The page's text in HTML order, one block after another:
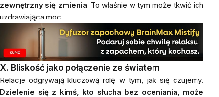
zewnętrzny się zmienia. To właśnie w tym może tkwić ich
uzdrawiająca moc.
X. Bliskość jako połączenie ze światem
Relacje odgrywają kluczową rolę w tym, jak się czujemy.
Dzielenie się z kimś, kto słucha bez oceniania, może